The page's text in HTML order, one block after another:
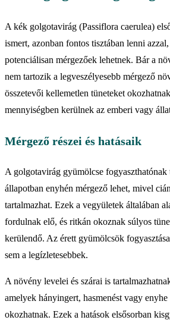
A kék golgotavirág (Passiflora caerulea)
ismert, azonban fontos tisztában lenni
potenciálisan mérgezőek lehetnek. Bár a
nem tartozik a legveszélyesebb mérgező
összetevői kellemetlen tüneteket
mennyiségben kerülnek az emberi vagy
Mérgező részei és hatásaik
A golgotavirág gyümölcse fogyaszthatónak
állapotban enyhén mérgező lehet, mivel
tartalmazhat. Ezek a vegyületek általában
fordulnak elő, és ritkán okoznak súlyos
kerülendő. Az érett gyümölcsök
sem a legízletesebbek.
A növény levelei és szárai is
amelyek hányingert, hasmenést vagy
okozhatnak. Ezek a hatások elsősorban